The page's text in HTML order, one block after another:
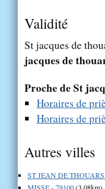
Validité
St jacques de
jacques de
Proche de St
Horaires de
Horaires de
Autres villes
ST JEAN DE